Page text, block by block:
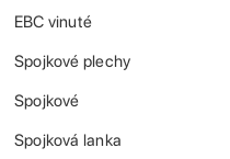
EBC vinuté
Spojkové plechy
Spojkové
Spojková lanka